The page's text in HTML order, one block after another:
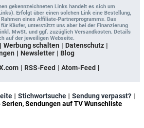
gekennzeichneten Links handelt es sich um
Erfolgt über einen solchen Link eine Bestellung,
eines Affiliate-Partnerprogramms. Das
Käufer, unterstützt uns aber bei der Finanzierung
MwSt. und ggf. zuzüglich Versandkosten. Details
auf der jeweiligen Webseite.
Werbung schalten
Datenschutz
Newsletter
Blog
RSS-Feed
Atom-Feed
Stichwortsuche
Sendung verpasst?
Sendungen auf TV Wunschliste